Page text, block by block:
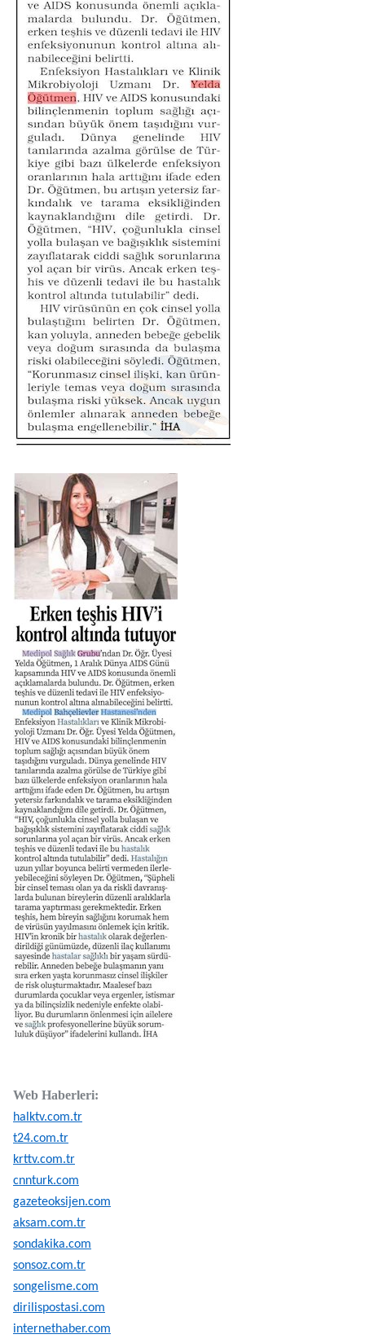
Web Haberleri:
halktv.com.tr
t24.com.tr
krttv.com.tr
cnnturk.com
gazeteoksijen.com
aksam.com.tr
sondakika.com
sonsoz.com.tr
songelisme.com
dirilispostasi.com
internethaber.com